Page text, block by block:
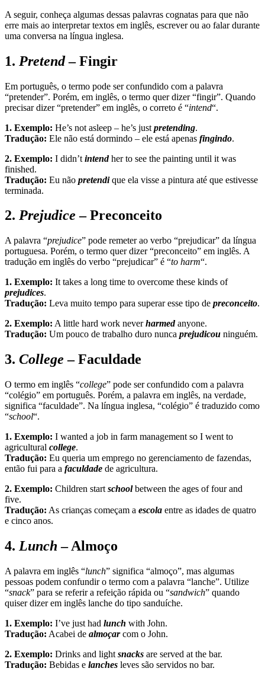
A seguir, conheça algumas dessas palavras cognatas para que não
erre mais ao interpretar textos em inglês, escrever ou ao falar durante
uma conversa na língua inglesa.
1. Pretend– Fingir
Em português, o termo pode ser confundido com a palavra
“pretender”. Porém, em inglês, o termo quer dizer “fingir”. Quando
precisar dizer “pretender” em inglês, o correto é “intend“.
1. Exemplo: He’s not asleep – he’s just pretending.
Tradução: Ele não está dormindo – ele está apenas fingindo.
2. Exemplo: I didn’t intendher to see the painting until it was
finished.
Tradução: Eu não pretendique ela visse a pintura até que estivesse
terminada.
2. Prejudice– Preconceito
A palavra “prejudice” pode remeter ao verbo “prejudicar” da língua
portuguesa. Porém, o termo quer dizer “preconceito” em inglês. A
tradução em inglês do verbo “prejudicar” é “to harm“.
1. Exemplo: It takes a long time to overcome these kinds of
prejudices.
Tradução: Leva muito tempo para superar esse tipo de preconceito.
2. Exemplo: A little hard work neverharmedanyone.
Tradução: Um pouco de trabalho duro nunca prejudicou ninguém.
3. College – Faculdade
O termo em inglês “college” pode ser confundido com a palavra
“colégio” em português. Porém, a palavra em inglês, na verdade,
significa “faculdade”. Na língua inglesa, “colégio” é traduzido como
“school“.
1. Exemplo: I wanted a job in farm management so I went to
agricultural college.
Tradução: Eu queria um emprego no gerenciamento de fazendas,
então fui para a faculdade de agricultura.
2. Exemplo: Children start schoolbetween the ages of four and
five.
Tradução: As crianças começam a escola entre as idades de quatro
e cinco anos.
4. Lunch – Almoço
A palavra em inglês “lunch” significa “almoço”, mas algumas
pessoas podem confundir o termo com a palavra “lanche”. Utilize
“snack” para se referir a refeição rápida ou “sandwich” quando
quiser dizer em inglês lanche do tipo sanduíche.
1. Exemplo: I’ve just had lunch with John.
Tradução: Acabei de almoçarcom o John.
2. Exemplo: Drinks and light snacks are served at the bar.
Tradução: Bebidas e lanches leves são servidos no bar.